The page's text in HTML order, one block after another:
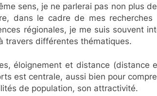
sens, je ne parlerai pas non plus
dans le cadre de mes recherches
régionales, je me suis souvent
travers différentes thématiques.
éloignement et distance (distance
est centrale, aussi bien pour
de population, son attractivité.